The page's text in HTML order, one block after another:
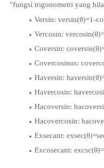
"fungsi trigonometri yang
Versin: versin(θ)=1-
Vercosin:
Coversin:
Covercosinus:
Haversin:
Havercosin:
Hacoversin:
Hacovercosin:
Exsecant:
Excosecant: